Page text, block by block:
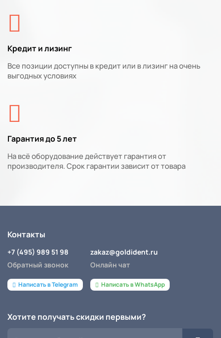
Кредит и лизинг
Все позиции доступны в кредит или в лизинг на очень
выгодных условиях
Гарантия до 5 лет
На всё оборудование действует гарантия от
производителя. Срок гарантии зависит от товара
Контакты
+7 (495) 989 51 98
Обратный звонок
Написать в Telegram
zakaz@goldident.ru
Онлайн чат
Написать в WhatsApp
Хотите получать скидки первыми?